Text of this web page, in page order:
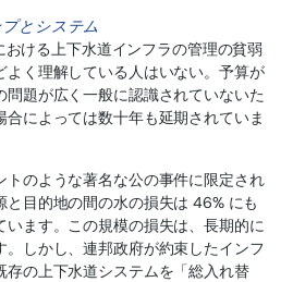
とシステム
おける上下水道インフラの管理の貧弱
よく理解している人はいない。予算が
問題が広く一般に認識されていないた
によっては数十年も延期されていま
トのような著名な公の事件に限定され
と目的地の間の水の損失は 46% にも
います。この規模の損失は、長期的に
。しかし、連邦政府が約束したインフ
存の上下水道システムを「総入れ替